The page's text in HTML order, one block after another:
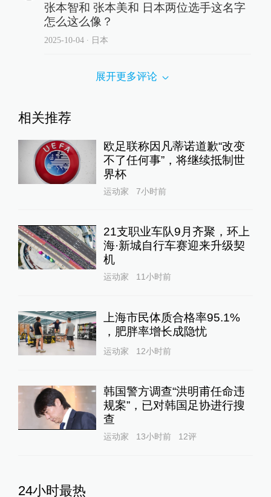
张本智和 张本美和 日本两位选手这名字
怎么这么像？
2025-10-04∙ 日本
展开更多评论
相关推荐
欧足联称因凡蒂诺道歉“改变
不了任何事”，将继续抵制世
界杯
运动家 7小时前
21支职业车队9月齐聚，环上
海·新城自行车赛迎来升级契
机
运动家 11小时前
上海市民体质合格率95.1%
，肥胖率增长成隐忧
运动家 12小时前
韩国警方调查“洪明甫任命违
规案”，已对韩国足协进行搜
查
运动家 13小时前 12评
24小时最热